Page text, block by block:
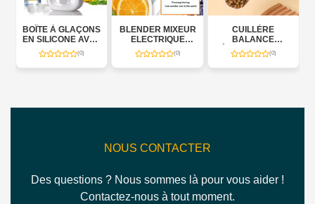
BOÎTE À GLAÇONS
EN SILICONE AVEC
BAC DE
CONSERVATION –
ICE CUBE BOX 800
(0)
BLENDER MIXEUR
ELECTRIQUE
1000W
(0)
CUILLÈRE
BALANCE
ÉLECTRONIQUE
(0)
NOUS CONTACTER
Des questions ? Nous sommes là pour vous aider !
Contactez-nous à tout moment.